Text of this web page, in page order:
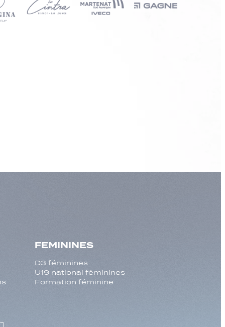
FEMININES
D3 féminines
U19 national féminines
Formation féminine